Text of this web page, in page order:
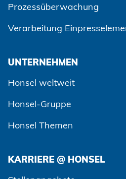
Prozessüberwachung
Verarbeitung
UNTERNEHMEN
Honsel weltweit
Honsel-Gruppe
Honsel Themen
KARRIERE @ HONSEL